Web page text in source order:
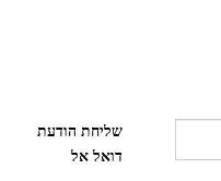
שליחת הודעת
דואל אל